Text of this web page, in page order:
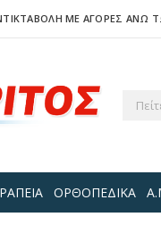
ΜΕ ΑΓΟΡΕΣ ΑΝΩ
ΟΡΘΟΠΕΔΙΚΑ